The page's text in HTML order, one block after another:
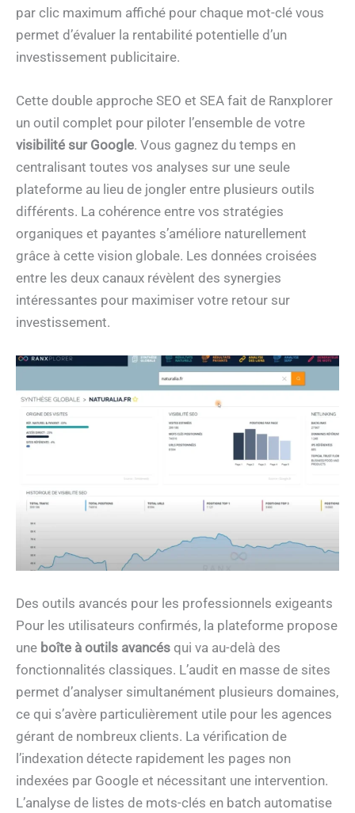
par clic maximum affiché pour chaque mot-clé vous
permet d’évaluer la rentabilité potentielle d’un
investissement publicitaire.
Cette double approche SEO et SEA fait de Ranxplorer
un outil complet pour piloter l’ensemble de votre
visibilité sur Google. Vous gagnez du temps en
centralisant toutes vos analyses sur une seule
plateforme au lieu de jongler entre plusieurs outils
différents. La cohérence entre vos stratégies
organiques et payantes s’améliore naturellement
grâce à cette vision globale. Les données croisées
entre les deux canaux révèlent des synergies
intéressantes pour maximiser votre retour sur
investissement.
Des outils avancés pour les professionnels exigeants
Pour les utilisateurs confirmés, la plateforme propose
une boîte à outils avancés qui va au-delà des
fonctionnalités classiques. L’audit en masse de sites
permet d’analyser simultanément plusieurs domaines,
ce qui s’avère particulièrement utile pour les agences
gérant de nombreux clients. La vérification de
l’indexation détecte rapidement les pages non
indexées par Google et nécessitant une intervention.
L’analyse de listes de mots-clés en batch automatise